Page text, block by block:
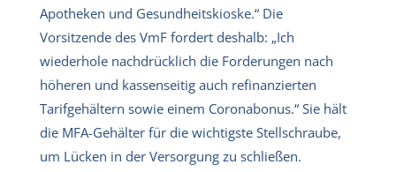
Apotheken und Gesundheitskioske.“ Die
Vorsitzende des VmF fordert deshalb: „Ich
wiederhole nachdrücklich die Forderungen nach
höheren und kassenseitig auch refinanzierten
Tarifgehältern sowie einem Coronabonus.“ Sie hält
die MFA-Gehälter für die wichtigste Stellschraube,
um Lücken in der Versorgung zu schließen.